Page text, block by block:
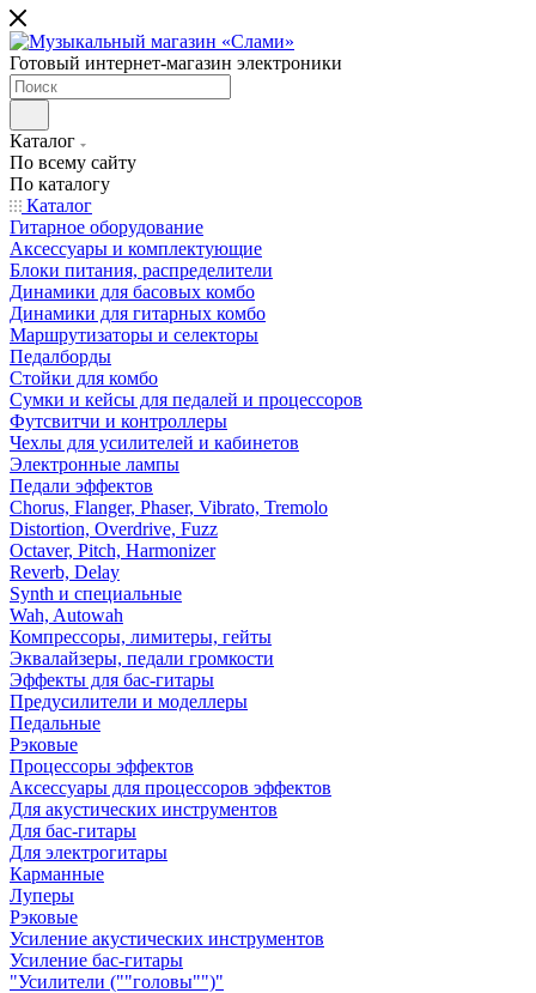
Готовый интернет-магазин электроники
Каталог
По всему сайту
По каталогу
Каталог
Гитарное оборудование
Аксессуары и комплектующие
Блоки питания, распределители
Динамики для басовых комбо
Динамики для гитарных комбо
Маршрутизаторы и селекторы
Педалборды
Стойки для комбо
Сумки и кейсы для педалей и процессоров
Футсвитчи и контроллеры
Чехлы для усилителей и кабинетов
Электронные лампы
Педали эффектов
Chorus, Flanger, Phaser, Vibrato, Tremolo
Distortion, Overdrive, Fuzz
Octaver, Pitch, Harmonizer
Reverb, Delay
Synth и специальные
Wah, Autowah
Компрессоры, лимитеры, гейты
Эквалайзеры, педали громкости
Эффекты для бас-гитары
Предусилители и моделлеры
Педальные
Рэковые
Процессоры эффектов
Аксессуары для процессоров эффектов
Для акустических инструментов
Для бас-гитары
Для электрогитары
Карманные
Луперы
Рэковые
Усиление акустических инструментов
Усиление бас-гитары
"Усилители (""головы"")"